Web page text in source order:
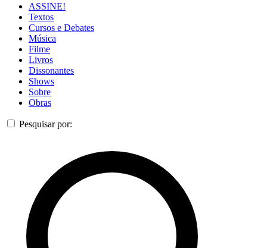
ASSINE!
Textos
Cursos e Debates
Música
Filme
Livros
Dissonantes
Shows
Sobre
Obras
Pesquisar por: